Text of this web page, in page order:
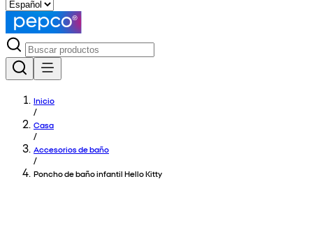
Inicio
/
Casa
/
Accesorios de baño
/
Poncho de baño infantil Hello Kitty